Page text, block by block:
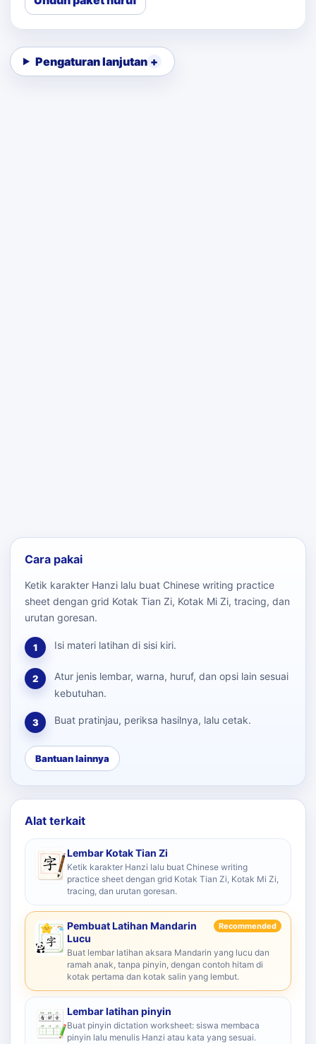
Pengaturan lanjutan
Cara pakai
Ketik karakter Hanzi lalu buat Chinese writing practice
sheet dengan grid Kotak Tian Zi, Kotak Mi Zi, tracing, dan
urutan goresan.
1 Isi materi latihan di sisi kiri.
2
Atur jenis lembar, warna, huruf, dan opsi lain sesuai
kebutuhan.
3 Buat pratinjau, periksa hasilnya, lalu cetak.
Bantuan lainnya
Alat terkait
Lembar Kotak Tian Zi
Ketik karakter Hanzi lalu buat Chinese writing
practice sheet dengan grid Kotak Tian Zi, Kotak Mi Zi,
tracing, dan urutan goresan.
Pembuat Latihan Mandarin
Lucu
Recommended
Buat lembar latihan aksara Mandarin yang lucu dan
ramah anak, tanpa pinyin, dengan contoh hitam di
kotak pertama dan kotak salin yang lembut.
Lembar latihan pinyin
Buat pinyin dictation worksheet: siswa membaca
pinyin lalu menulis Hanzi atau kata yang sesuai.